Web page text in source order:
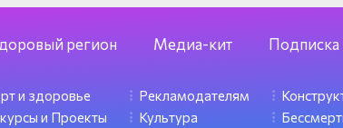
регион Медиа-кит Подписка
и здоровье
и Проекты
Рекламодателям
Культура